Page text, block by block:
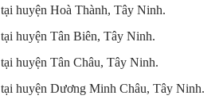
huyện Hoà Thành, Tây Ninh.
huyện Tân Biên, Tây Ninh.
huyện Tân Châu, Tây Ninh.
tại huyện Dương Minh Châu, Tây Ninh.